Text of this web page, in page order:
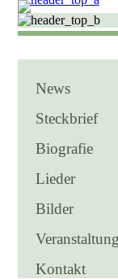
News
Steckbrief
Biografie
Lieder
Bilder
Kontakt